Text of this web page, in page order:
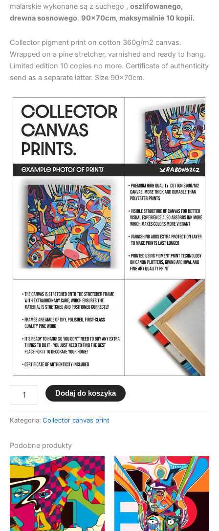
malarskie wykonane są z suchego , oszlifowanego,
drewna sosnowego. 90x70cm, maksymalnie 10 kopii.
Collector pigment print on cotton 360g/m2 canvas.
Wrapped on a pine stretcher, varnished and ready to hang.
Limited edition 10 copies no more. Certificate of authenticity
send as a separate letter. Size 90x70cm.
Dodaj do koszyka
Kategoria: Collector canvas print
Podobne produkty